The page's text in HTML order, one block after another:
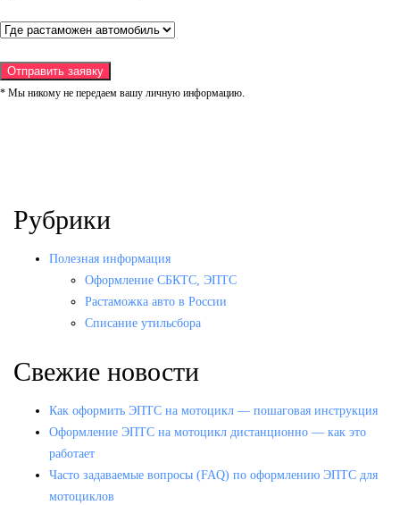
* Мы никому не передаем вашу личную информацию.
Рубрики
Полезная информация
Оформление СБКТС, ЭПТС
Растаможка авто в России
Списание утильсбора
Свежие новости
Как оформить ЭПТС на мотоцикл — пошаговая инструкция
Оформление ЭПТС на мотоцикл дистанционно — как это
работает
Часто задаваемые вопросы (FAQ) по оформлению ЭПТС для
мотоциклов